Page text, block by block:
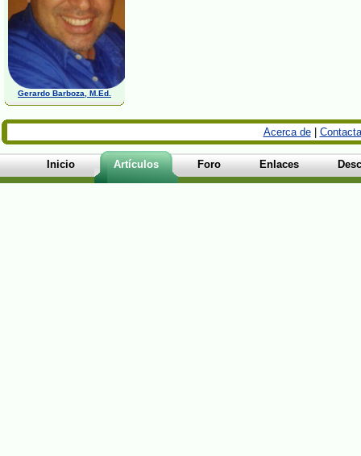
Gerardo Barboza, M.Ed.
Acerca de|
Inicio Artículos Foro Enlaces